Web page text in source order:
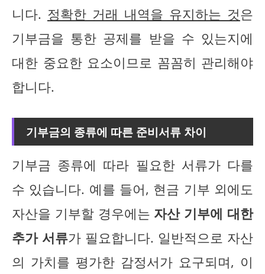
니다. 정확한 거래 내역을 유지하는 것은
기부금을 통한 공제를 받을 수 있는지에
대한 중요한 요소이므로 꼼꼼히 관리해야
합니다.
기부금의 종류에 따른 준비서류 차이
기부금 종류에 따라 필요한 서류가 다를
수 있습니다. 예를 들어, 현금 기부 외에도
자산을 기부할 경우에는 자산 기부에 대한
추가 서류가 필요합니다. 일반적으로 자산
의 가치를 평가한 감정서가 요구되며, 이